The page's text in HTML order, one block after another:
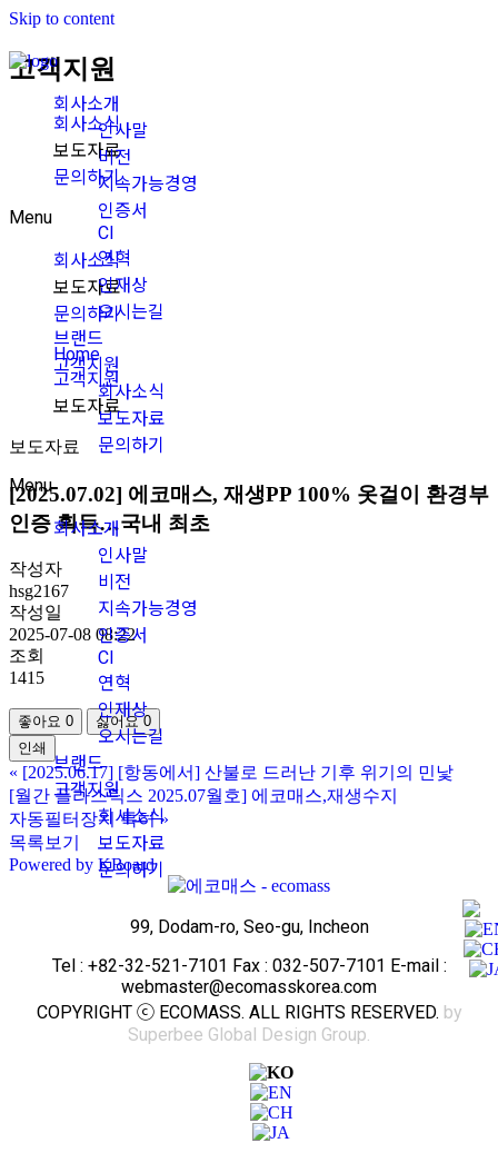
Skip to content
회사소개
인사말
비전
지속가능경영
인증서
CI
연혁
인재상
오시는길
브랜드
고객지원
회사소식
보도자료
문의하기
Menu
회사소개
인사말
비전
지속가능경영
인증서
CI
연혁
인재상
오시는길
브랜드
고객지원
회사소식
보도자료
문의하기
고객지원
회사소식
보도자료
문의하기
Menu
회사소식
보도자료
문의하기
Home
고객지원
보도자료
보도자료
[2025.07.02] 에코매스, 재생PP 100% 옷걸이 환경부
인증 획득…국내 최초
작성자
hsg2167
작성일
2025-07-08 08:22
조회
1415
좋아요 0 싫어요0
인쇄
« [2025.06.17] [항동에서] 산불로 드러난 기후 위기의 민낯
[월간 플라스틱스 2025.07월호] 에코매스,재생수지
자동필터장치 특허 »
목록보기
Powered by KBoard
99, Dodam-ro, Seo-gu, Incheon
Tel : +82-32-521-7101 Fax : 032-507-7101 E-mail :
webmaster@ecomasskorea.com
COPYRIGHT ⓒ ECOMASS. ALL RIGHTS RESERVED. by
Superbee Global Design Group.